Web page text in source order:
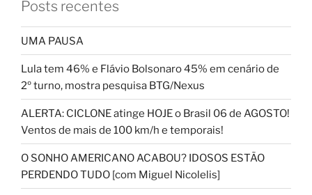
Posts recentes
UMA PAUSA
Lula tem 46% e Flávio Bolsonaro 45% em cenário de
2º turno, mostra pesquisa BTG/Nexus
ALERTA: CICLONE atinge HOJE o Brasil 06 de AGOSTO!
Ventos de mais de 100 km/h e temporais!
O SONHO AMERICANO ACABOU? IDOSOS ESTÃO
PERDENDO TUDO [com Miguel Nicolelis]